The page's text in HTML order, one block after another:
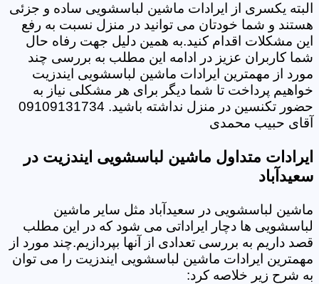
البته یکسری از ایرادات ماشین لباسشویی ساده و جزئی
هستند و شما خودتان می توانید در منزل نسبت به رفع
این مشکلات اقدام کنید.به همین دلیل جهت رفاه حال
شما کاربران عزیز در ادامه این مطلب به بررسی چند
مورد از مهمترین ایرادات ماشین لباسشویی ایندزیت
خواهیم پرداخت تا شما دیگر برای هر مشکلی نیاز به
حضور تکنسین در منزل نداشته باشید. 09109131734
آقای حبیب محمدی
ایرادات متداول ماشین لباسشویی ایندزیت در
سعیدآباد
ماشین لباسشویی در سعیدآباد مثل سایر ماشین
لباسشویی ها دچار ایراداتی می شود که در این مطلب
قصد داریم به بررسی تعدادی از آنها بپردازیم.چند مورد از
مهمترین ایرادات ماشین لباسشویی ایندزیت را می توان
به شرح زیر خلاصه کرد: